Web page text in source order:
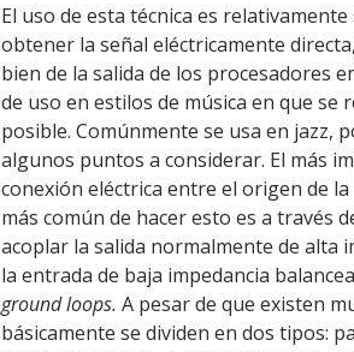
El uso de esta técnica es
obtener la señal eléctricamente
bien de la salida de los procesadores
de uso en estilos de música en que
posible. Comúnmente se usa en jazz,
algunos puntos a considerar. El más
conexión eléctrica entre el origen de
más común de hacer esto es a través
acoplar la salida normalmente de alta
la entrada de baja impedancia
ground loops. A pesar de que existen
básicamente se dividen en dos tipos: